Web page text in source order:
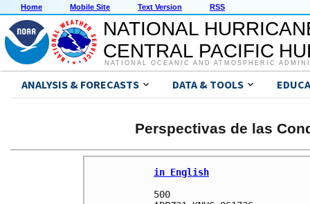
Home Mobile Site Text Version RSS
NATIONAL
CENTRAL PACIFIC
NATIONAL OCEANIC AND ATMOSPHERIC
ANALYSIS & FORECASTS DATA & TOOLS
Perspectivas de las
in English
500